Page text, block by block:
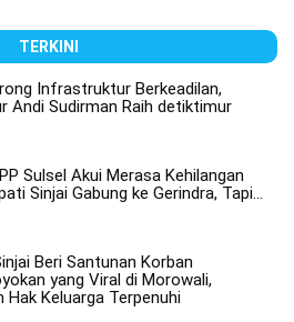
TERKINI
Infrastruktur Berkeadilan,
Andi Sudirman Raih detiktimur
Sulsel Akui Merasa Kehilangan
Sinjai Gabung ke Gerindra, Tapi…
Beri Santunan Korban
yang Viral di Morowali,
Hak Keluarga Terpenuhi